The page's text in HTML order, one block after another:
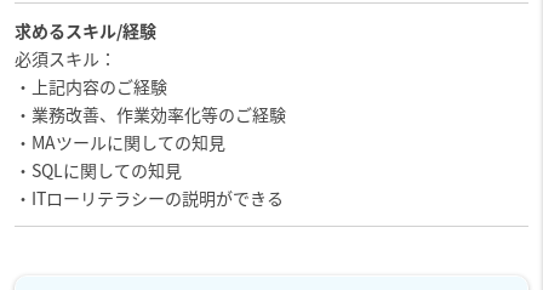
求めるスキル/経験
必須スキル：
・上記内容のご経験
・業務改善、作業効率化等のご経験
・MAツールに関しての知見
・SQLに関しての知見
・ITローリテラシーの説明ができる